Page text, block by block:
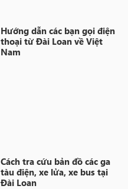
Hướng dẫn các bạn gọi điện
thoại từ Đài Loan về Việt
Nam
Cách tra cứu bản đồ các ga
tàu điện, xe lửa, xe bus tại
Đài Loan